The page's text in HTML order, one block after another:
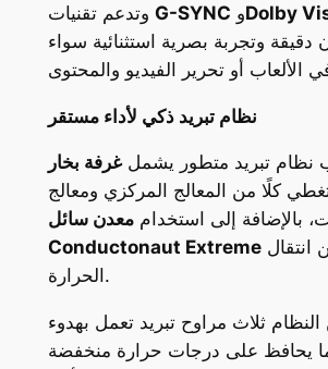
G-SYNC وDolby
دقيقة وتجربة بصرية استثنائية سواء
نظام تبريد ذكي لأداء مستقر
نظام تبريد متطور يشملغرفة بخار
كلًا من المعالج المركزي ومعالج
بالإضافة إلى استخداممعدن سائل
Conductonaut Extremeلتحسين انتقال
الحرارة.
ثلاث مراوح تبريد تعمل بهدوء
يحافظ على درجات حرارة منخفضة